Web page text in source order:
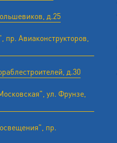
д.25
Авиаконструкторов,
д.30
ул. Фрунзе,
пр.